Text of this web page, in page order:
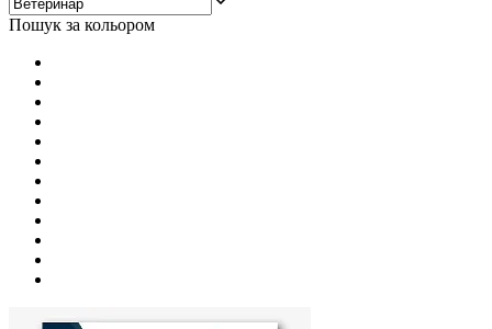
Пошук за кольором